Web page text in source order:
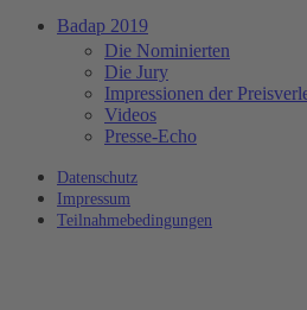
Badap 2019
Die Nominierten
Die Jury
Impressionen der
Videos
Presse-Echo
Datenschutz
Impressum
Teilnahmebedingungen